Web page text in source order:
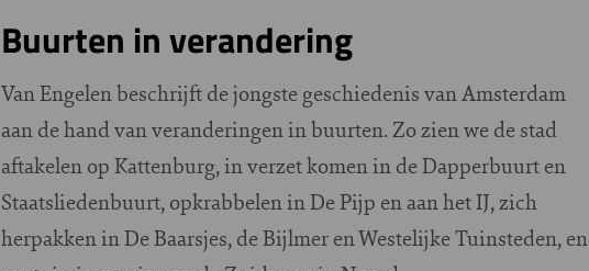
Buurten in verandering
Van Engelen beschrijft de jongste geschiedenis van Amsterdam
aan de hand van veranderingen in buurten. Zo zien we de stad
aftakelen op Kattenburg, in verzet komen in de Dapperbuurt en
Staatsliedenbuurt, opkrabbelen in De Pijp en aan het IJ, zich
herpakken in De Baarsjes, de Bijlmer en Westelijke Tuinsteden, en